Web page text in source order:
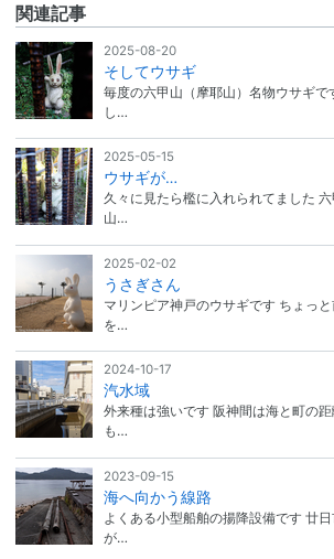
関連記事
2025-08-20
そしてウサギ
毎度の六甲山（摩耶山）名物ウサギで
し…
2025-05-15
ウサギが…
久々に見たら檻に入れられてました
山…
2025-02-02
うさぎさん
マリンピア神戸のウサギです ちょっ
を…
2024-10-17
汽水域
外来種は強いです 阪神間は海と町の
も…
2023-09-15
海へ向かう線路
よくある小型船舶の揚降設備です 廿
が…